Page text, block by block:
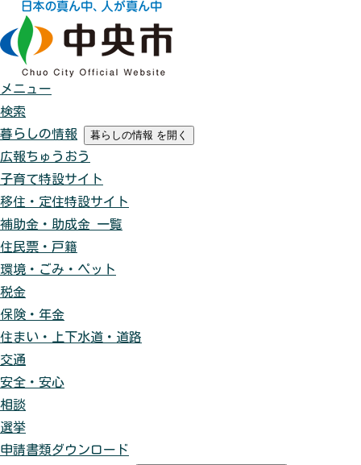
メニュー
検索
暮らしの情報
暮らしの情報 を開く
広報ちゅうおう
子育て特設サイト
移住・定住特設サイト
補助金・助成金 一覧
住民票・戸籍
環境・ごみ・ペット
税金
保険・年金
住まい・上下水道・道路
交通
安全・安心
相談
選挙
申請書類ダウンロード